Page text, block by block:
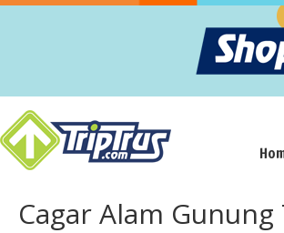
Cagar Alam